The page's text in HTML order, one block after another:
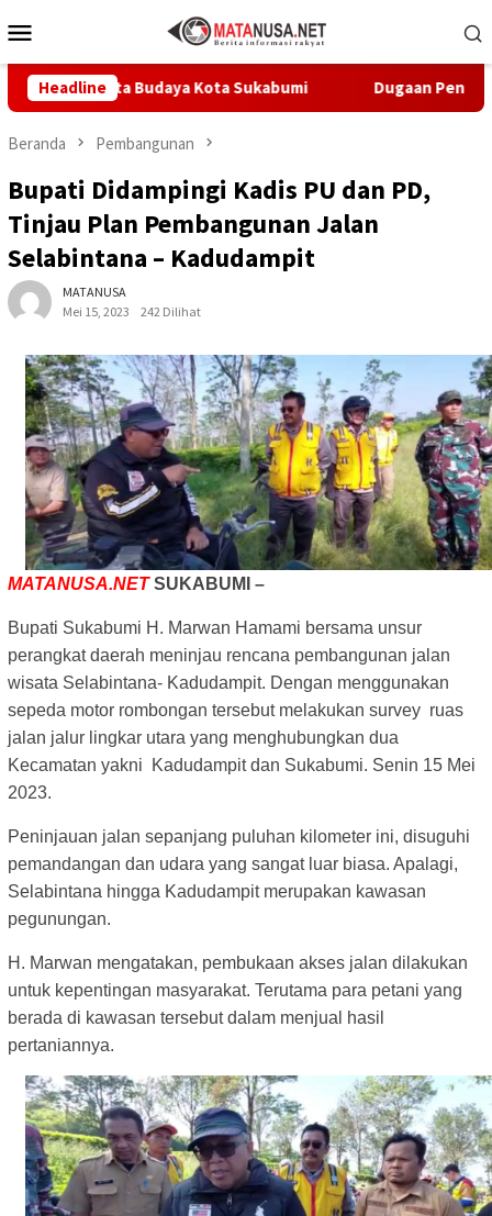
ke
Mobile
Headline
Budaya Kota Sukabumi Dugaan Penyalahgunaan
Beranda Pembangunan
Bupati Didampingi Kadis PU dan PD,
Tinjau Plan Pembangunan Jalan
Selabintana – Kadudampit
MATANUSA
Mei 15, 2023
242 Dilihat
MATANUSA.NETSUKABUMI –
Bupati Sukabumi H. Marwan Hamami bersama unsur
perangkat daerah meninjau rencana pembangunan jalan
wisata Selabintana- Kadudampit. Dengan menggunakan
sepeda motor rombongan tersebut melakukan survey ruas
jalan jalur lingkar utara yang menghubungkan dua
Kecamatan yakni Kadudampit dan Sukabumi. Senin 15 Mei
2023.
Peninjauan jalan sepanjang puluhan kilometer ini, disuguhi
pemandangan dan udara yang sangat luar biasa. Apalagi,
Selabintana hingga Kadudampit merupakan kawasan
pegunungan.
H. Marwan mengatakan, pembukaan akses jalan dilakukan
untuk kepentingan masyarakat. Terutama para petani yang
berada di kawasan tersebut dalam menjual hasil
pertaniannya.